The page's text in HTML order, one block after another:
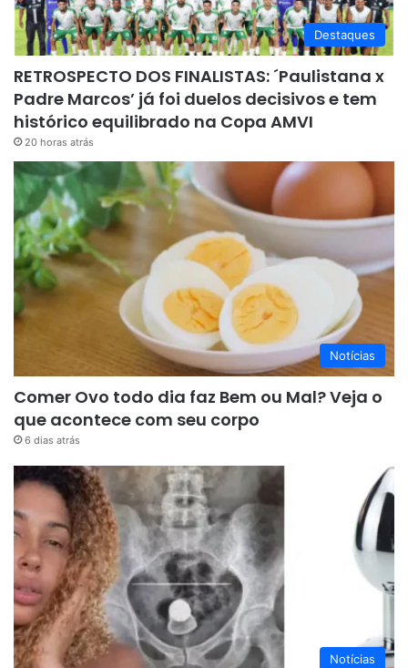
Destaques
RETROSPECTO DOS FINALISTAS: ´Paulistana x
Padre Marcos’ já foi duelos decisivos e tem
histórico equilibrado na Copa AMVI
20 horas atrás
Notícias
Comer Ovo todo dia faz Bem ou Mal? Veja o
que acontece com seu corpo
6 dias atrás
Notícias